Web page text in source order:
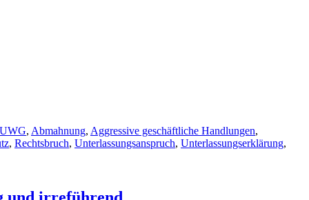
, Abmahnung, Aggressive geschäftliche Handlungen,
, Rechtsbruch, Unterlassungsanspruch, Unterlassungserklärung,